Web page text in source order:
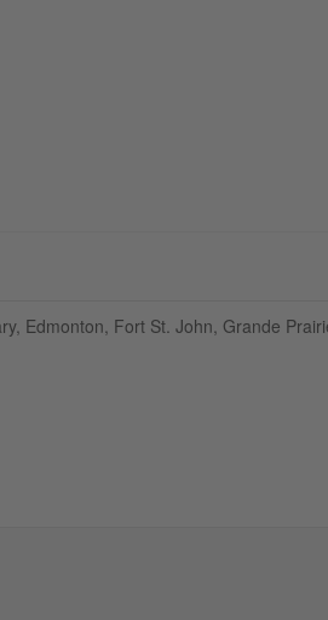
Edmonton, Fort St. John, Grande